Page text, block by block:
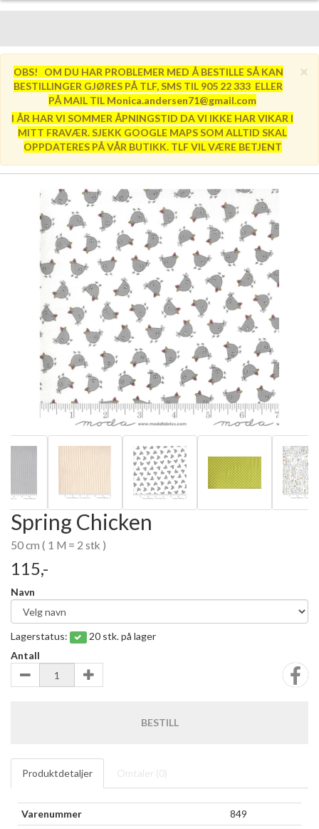
×
OBS! OM DU HAR PROBLEMER MED Å BESTILLE SÅ KAN
BESTILLINGER GJØRES PÅ TLF, SMS TIL 905 22 333 ELLER
PÅ MAIL TIL Monica.andersen71@gmail.com
I ÅR HAR VI SOMMER ÅPNINGSTID DA VI IKKE HAR VIKAR I
MITT FRAVÆR. SJEKK GOOGLE MAPS SOM ALLTID SKAL
OPPDATERES PÅ VÅR BUTIKK. TLF VIL VÆRE BETJENT
Spring Chicken
50 cm ( 1 M = 2 stk )
115,-
Navn
Lagerstatus:
20 stk. på lager
Antall
BESTILL
Produktdetaljer Omtaler (0)
Varenummer
849